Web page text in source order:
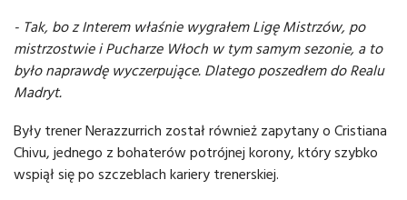
- Tak, bo z Interem właśnie wygrałem Ligę Mistrzów, po
mistrzostwie i Pucharze Włoch w tym samym sezonie, a to
było naprawdę wyczerpujące. Dlatego poszedłem do Realu
Madryt.
Były trener Nerazzurrich został również zapytany o Cristiana
Chivu, jednego z bohaterów potrójnej korony, który szybko
wspiął się po szczeblach kariery trenerskiej.